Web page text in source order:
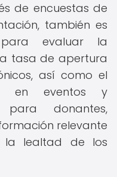
de encuestas de
también es
evaluar la
tasa de apertura
así como el
en eventos y
para donantes,
relevante
la lealtad de los